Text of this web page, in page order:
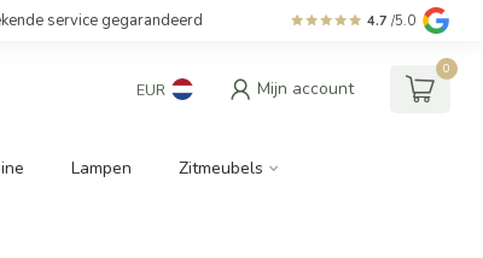
service gegarandeerd 4.7 /5.0
EUR Mijn account
0
Lampen Zitmeubels